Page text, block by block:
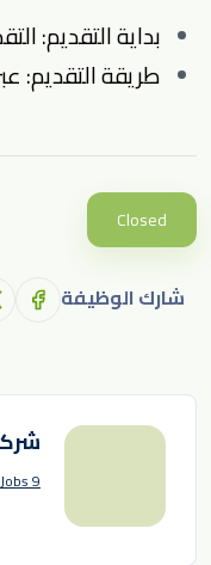
بداية التقديم:
طريقة التقديم:
Closed
شارك الوظيفة
9 Open Jobs